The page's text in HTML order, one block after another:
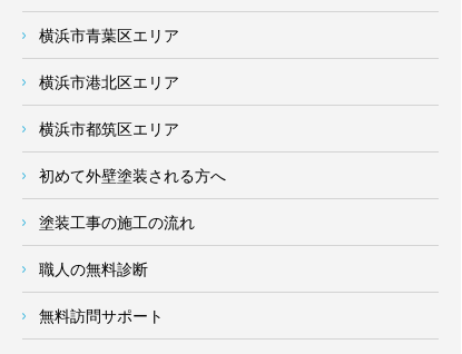
横浜市青葉区エリア
横浜市港北区エリア
横浜市都筑区エリア
初めて外壁塗装される方へ
塗装工事の施工の流れ
職人の無料診断
無料訪問サポート